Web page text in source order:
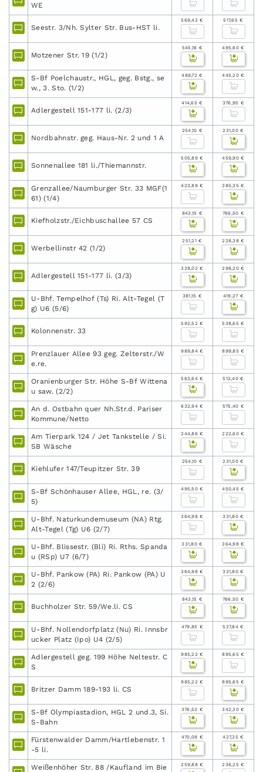
WE
Seestr. 3/Nh. Sylter Str. Bus-HST li.
569,42 € 517,65 €
Motzener Str. 19 (1/2)
545,16 € 495,60 €
S-Bf Poelchaustr., HGL, geg. Bstg., se
w., 3. Sto. (1/2)
489,72 € 445,20 €
Adlergestell 151-177 li. (2/3)
414,65 € 376,95 €
Nordbahnstr. geg. Haus-Nr. 2 und 1 A
254,10 € 231,00 €
Sonnenallee 181 li./Thiemannstr.
505,89 € 459,90 €
Grenzallee/Naumburger Str. 33 MGF(1
61) (1/4)
423,89 € 385,35 €
Kiefholzstr./Eichbuschallee 57 CS
843,15 € 766,50 €
Werbellinstr 42 (1/2)
251,21 € 228,38 €
Adlergestell 151-177 li. (3/3)
328,02 € 298,20 €
U-Bhf. Tempelhof (Ts) Ri. Alt-Tegel (T
g) U6 (5/6)
381,15 € 419,27 €
Kolonnenstr. 33
592,52 € 538,65 €
Prenzlauer Allee 93 geg. Zelterstr./W
e.re.
989,84 € 899,85 €
Oranienburger Str. Höhe S-Bf Wittena
u saw. (2/2)
563,64 € 512,40 €
An d. Ostbahn quer Nh.Str.d. Pariser
Kommune/Netto
632,94 € 575,40 €
Am Tierpark 124 / Jet Tankstelle / Si.
SB Wäsche
244,86 € 222,60 €
Kiehlufer 147/Teupitzer Str. 39
254,10 € 231,00 €
S-Bf Schönhauser Allee, HGL, re. (3/
5)
495,50 € 450,45 €
U-Bhf. Naturkundemuseum (NA) Rtg.
Alt-Tegel (Tg) U6 (2/7)
364,98 € 331,80 €
U-Bhf. Blissestr. (Bli) Ri. Rths. Spanda
u (RSp) U7 (6/7)
331,80 € 364,98 €
U-Bhf. Pankow (PA) Ri. Pankow (PA) U
2 (2/6)
364,98 € 331,80 €
Buchholzer Str. 59/We.li. CS
843,15 € 766,50 €
U-Bhf. Nollendorfplatz (Nu) Ri. Innsbr
ucker Platz (Ipo) U4 (2/5)
479,85 € 527,84 €
Adlergestell geg. 199 Höhe Neltestr. C
S
985,22 € 895,65 €
Britzer Damm 189-193 li. CS
985,22 € 895,65 €
S-Bf Olympiastadion, HGL 2 und.3, Si.
S-Bahn
376,53 € 342,30 €
Fürstenwalder Damm/Hartlebenstr. 1
-5 li.
470,09 € 427,35 €
Weißenhöher Str. 88 /Kaufland im Bie
259,88 € 236,25 €